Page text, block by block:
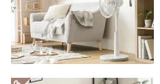
リ
コ
ー
デ